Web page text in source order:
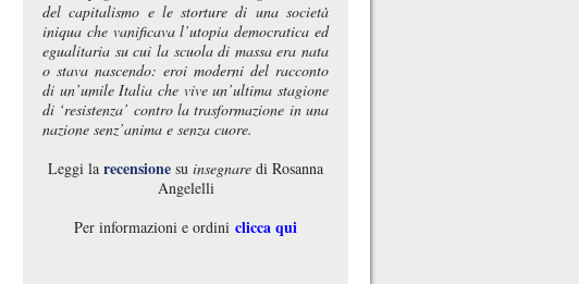
del capitalismo e le storture di una società
iniqua che vanificava l’utopia democratica ed
egualitaria su cui la scuola di massa era nata
o stava nascendo: eroi moderni del racconto
di un’umile Italia che vive un’ultima stagione
di ‘resistenza’ contro la trasformazione in una
nazione senz’anima e senza cuore.
Leggi la recensione su insegnare di Rosanna
Angelelli
Per informazioni e ordini clicca qui